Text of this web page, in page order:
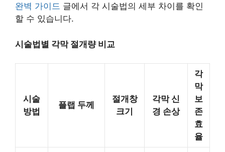
완벽 가이드 글에서 각 시술법의 세부 차이를 확인
할 수 있습니다.
시술법별 각막 절개량 비교
시술
방법
플랩 두께
절개창
크기
각막 신
경 손상
각
막
보
존
효
율